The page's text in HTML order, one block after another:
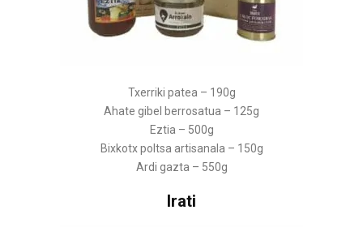
Txerriki patea – 190g
Ahate gibel berrosatua – 125g
Eztia – 500g
Bixkotx poltsa artisanala – 150g
Ardi gazta – 550g
Irati